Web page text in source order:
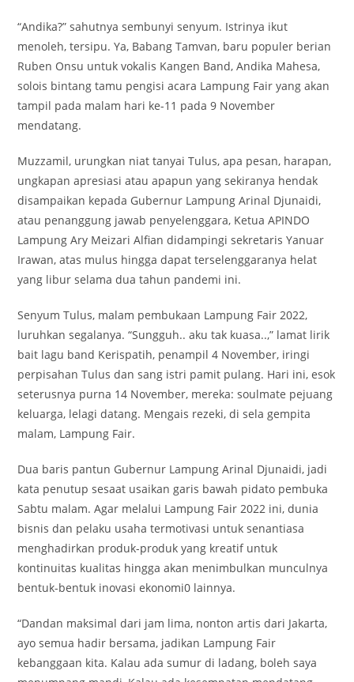
“Andika?” sahutnya sembunyi senyum. Istrinya ikut
menoleh, tersipu. Ya, Babang Tamvan, baru populer berian
Ruben Onsu untuk vokalis Kangen Band, Andika Mahesa,
solois bintang tamu pengisi acara Lampung Fair yang akan
tampil pada malam hari ke-11 pada 9 November
mendatang.
Muzzamil, urungkan niat tanyai Tulus, apa pesan, harapan,
ungkapan apresiasi atau apapun yang sekiranya hendak
disampaikan kepada Gubernur Lampung Arinal Djunaidi,
atau penanggung jawab penyelenggara, Ketua APINDO
Lampung Ary Meizari Alfian didampingi sekretaris Yanuar
Irawan, atas mulus hingga dapat terselenggaranya helat
yang libur selama dua tahun pandemi ini.
Senyum Tulus, malam pembukaan Lampung Fair 2022,
luruhkan segalanya. “Sungguh.. aku tak kuasa..,” lamat lirik
bait lagu band Kerispatih, penampil 4 November, iringi
perpisahan Tulus dan sang istri pamit pulang. Hari ini, esok
seterusnya purna 14 November, mereka: soulmate pejuang
keluarga, lelagi datang. Mengais rezeki, di sela gempita
malam, Lampung Fair.
Dua baris pantun Gubernur Lampung Arinal Djunaidi, jadi
kata penutup sesaat usaikan garis bawah pidato pembuka
Sabtu malam. Agar melalui Lampung Fair 2022 ini, dunia
bisnis dan pelaku usaha termotivasi untuk senantiasa
menghadirkan produk-produk yang kreatif untuk
kontinuitas kualitas hingga akan menimbulkan munculnya
bentuk-bentuk inovasi ekonomi0 lainnya.
“Dandan maksimal dari jam lima, nonton artis dari Jakarta,
ayo semua hadir bersama, jadikan Lampung Fair
kebanggaan kita. Kalau ada sumur di ladang, boleh saya